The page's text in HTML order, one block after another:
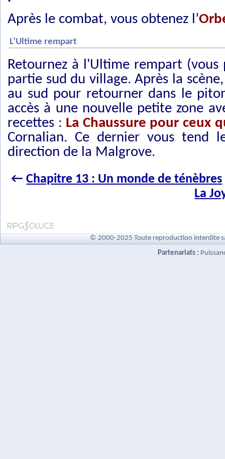
Après le combat, vous obtenez l’
L’Ultime rempart
Retournez à l'Ultime rempart
partie sud du village. Après la
au sud pour retourner dans le
accès à une nouvelle petite zone
recettes : La Chaussure pour ceux
Cornalian. Ce dernier vous tend
direction de la Malgrove.
←Chapitre 13 : Un monde de ténèbres
La
© 2000-2025 Toute reproduction interdite
Partenariats :